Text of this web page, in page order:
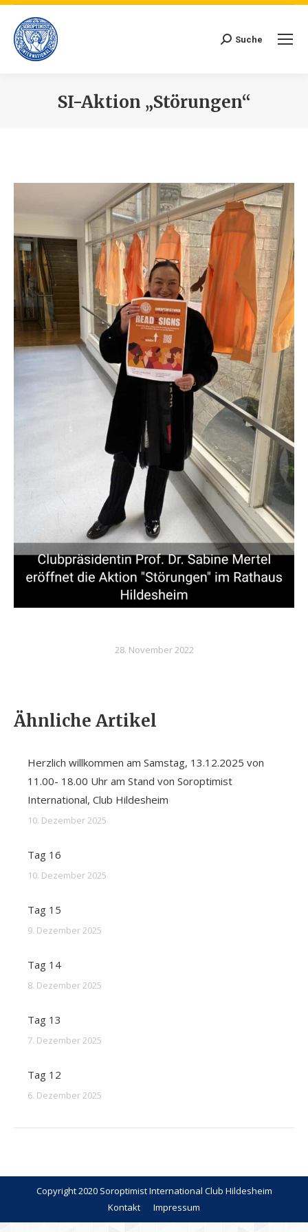
Search:
Suche
SI-Aktion „Störungen“
28. November 2022
Ähnliche Artikel
Herzlich willkommen am Samstag, 13.12.2025 von
11.00- 18.00 Uhr am Stand von Soroptimist
International, Club Hildesheim
10. Dezember 2025
Tag 16
10. Dezember 2025
Tag 15
9. Dezember 2025
Tag 14
8. Dezember 2025
Tag 13
7. Dezember 2025
Tag 12
6. Dezember 2025
Copyright 2020 Soroptimist International Club Hildesheim
Kontakt
Impressum